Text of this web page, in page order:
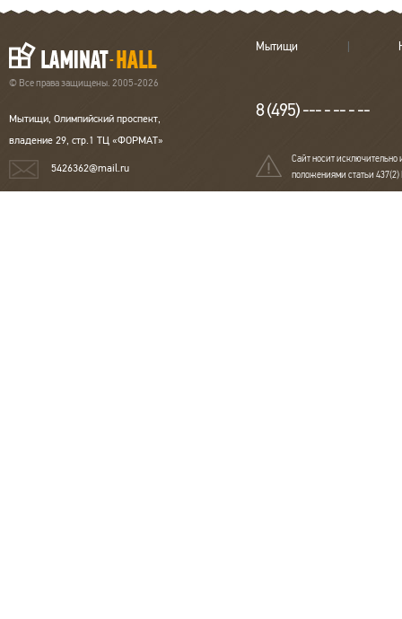
© Все права защищены. 2005-2026
Мытищи, Олимпийский проспект,
владение 29, стр.1 ТЦ «ФОРМАТ»
5426362@mail.ru
Мытищи
8 (495) --- - -- - --
Сайт носит исключительно
положениями статьи